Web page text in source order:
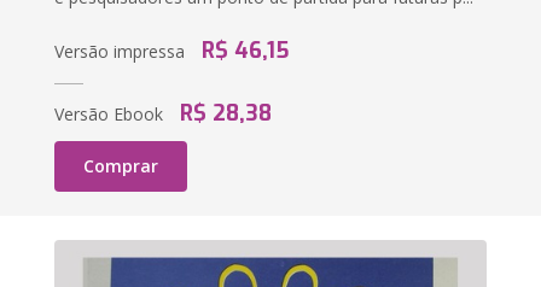
Versão impressa R$ 46,15
Versão Ebook R$ 28,38
Comprar